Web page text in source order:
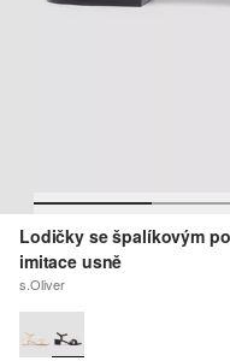
Lodičky se špalíkovým
imitace usně
s.Oliver